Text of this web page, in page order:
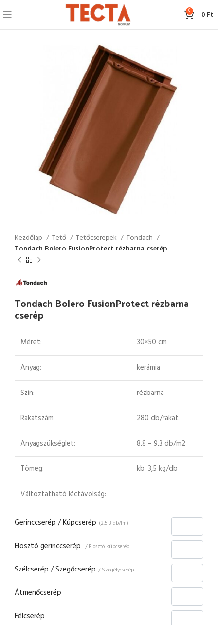
0 0 Ft
Kezdőlap Tető Tetőcserepek
Tondach
Tondach Bolero FusionProtect rézbarna cserép
Tondach Bolero FusionProtect rézbarna
cserép
Méret: 30×50 cm
Anyag: kerámia
Szín: rézbarna
Rakatszám: 280 db/rakat
Anyagszükséglet: 8,8 – 9,3 db/m2
Tömeg: kb. 3,5 kg/db
Változtatható léctávolság:
Gerinccserép / Kúpcserép (2,5-3 db/fm)
Elosztó gerinccserép / Elosztó kúpcserép
Szélcserép / Szegőcserép / Szegélycserép
Átmenőcserép
Félcserép